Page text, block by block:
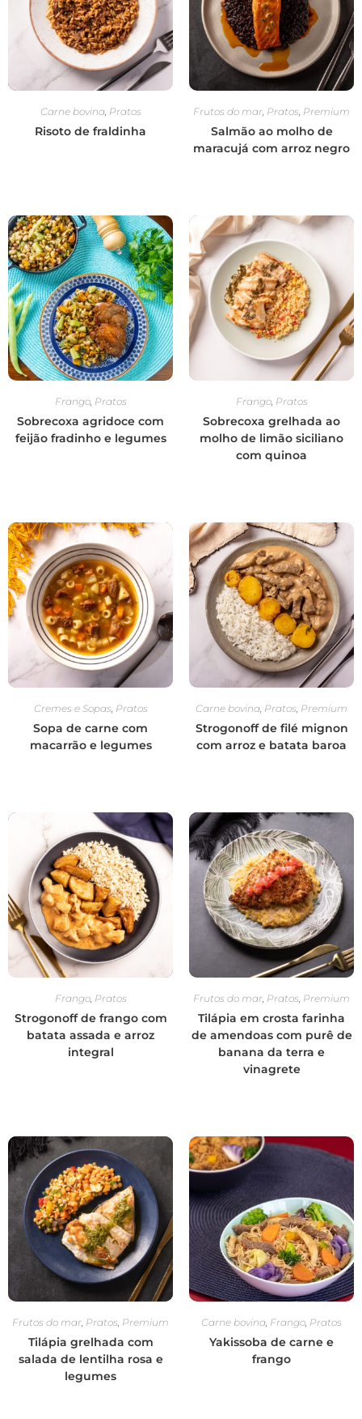
Carne bovina, Pratos
Risoto de fraldinha
Frutos do mar Pratos Premium
Salmão ao molho de
maracujá com arroz negro
Frango, Pratos
Sobrecoxa agridoce com
feijão fradinho e legumes
Frango, Pratos
Sobrecoxa grelhada ao
molho de limão siciliano
com quinoa
Cremes e Sopas Pratos
Sopa de carne com
macarrão e legumes
Carne bovina Pratos Premium
Strogonoff de filé mignon
com arroz e batata baroa
Frango, Pratos
Strogonoff de frango com
batata assada e arroz
integral
Frutos do mar Pratos Premium
Tilápia em crosta farinha
de amendoas com purê de
banana da terra e
vinagrete
Frutos do mar Pratos Premium
Tilápia grelhada com
salada de lentilha rosa e
legumes
Carne bovina Frango Pratos
Yakissoba de carne e
frango